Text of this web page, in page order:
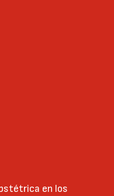
en los